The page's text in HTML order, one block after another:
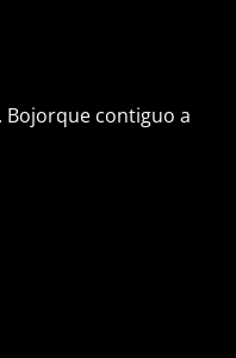
Bojorque contiguo a